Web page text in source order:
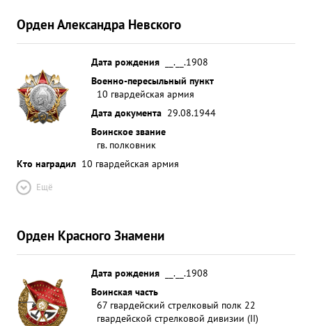
Орден Александра Невского
Дата рождения
__.__.1908
Военно-пересыльный пункт
10 гвардейская армия
Дата документа 29.08.1944
Воинское звание
гв. полковник
Кто наградил 10 гвардейская армия
Ещё
Орден Красного Знамени
Дата рождения
__.__.1908
Воинская часть
67 гвардейский стрелковый полк 22
гвардейской стрелковой дивизии (II)